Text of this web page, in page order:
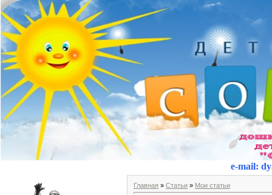
e-mail:
Главная » Статьи » Мои статьи